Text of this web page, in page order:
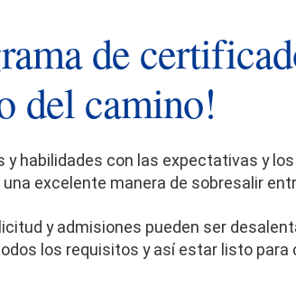
de
del camino!
habilidades con las expectativas y
excelente manera de sobresalir
y admisiones pueden ser
los requisitos y así estar listo